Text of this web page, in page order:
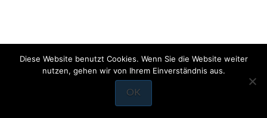
Diese Website benutzt Cookies. Wenn Sie die Website weiter
nutzen, gehen wir von Ihrem Einverständnis aus.
OK